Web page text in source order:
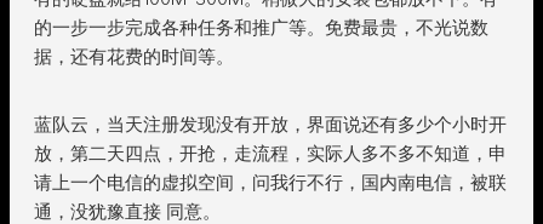
的一步一步完成各种任务和推广等。免费最贵，不光说数
据，还有花费的时间等。
蓝队云，当天注册发现没有开放，界面说还有多少个小时开
放，第二天四点，开抢，走流程，实际人多不多不知道，申
请上一个电信的虚拟空间，问我行不行，国内南电信，被联
通，没犹豫直接 同意。